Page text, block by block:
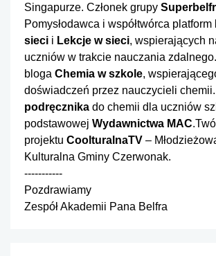
Singapurze. Członek grupy
Pomysłodawca i współtwórca platform
sieci i Lekcje w sieci, wspierających
uczniów w trakcie nauczania
bloga Chemia w szkole,
doświadczeń przez nauczycieli chemii.
podręcznika do chemii dla uczniów
podstawowej Wydawnictwa MAC
projektu CoolturalnaTV –
Kulturalna Gminy Czerwonak.
-----------
Pozdrawiamy
Zespół Akademii Pana Belfra